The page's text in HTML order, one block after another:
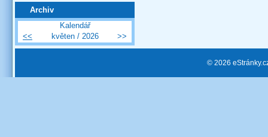
Archiv
Kalendář
<<
květen / 2026 >>
© 2026